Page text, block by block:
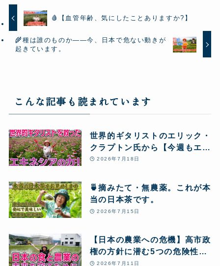
🩸【血管年齢、気にしたことありますか?】
🌾種は誰のものか——今、日本で危ない動きが
起きています。
こんな記事も読まれています
世界的ギタリストのエリック・
クラプトン氏から【今週もエキ
ネシア酵素12本】のリピート
から大復活し、愛用し続ける秘
密とは!?
2026年7月18日
🍵摘みたて・無農薬。これが本
当の日本茶です。
2026年7月15日
【日本の農業への危機】高市政
権の方針に潜む5つの危険性
と、私たちが「自然農」のクラ
2026年7月11日